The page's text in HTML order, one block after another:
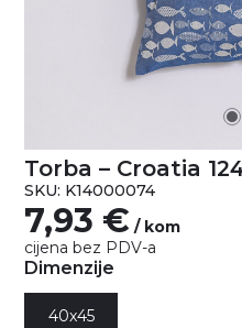
Torba – Croatia
SKU: K14000074
7,93 € / kom
cijena bez PDV-a
Dimenzije
40x45